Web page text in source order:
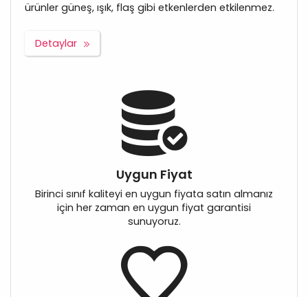
ürünler güneş, ışık, flaş gibi etkenlerden etkilenmez.
Detaylar
Uygun Fiyat
Birinci sınıf kaliteyi en uygun fiyata satın almanız
için her zaman en uygun fiyat garantisi
sunuyoruz.